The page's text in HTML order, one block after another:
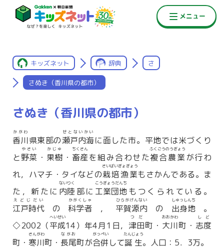
キッズネット 辞典 さ
さぬき（香川県の都市）
さぬき（香川県の都市）
香川
かがわ
県東部の瀬戸内海
せとないかい
に面した市。平地では米づくり
と野菜
やさい
・ 果樹
かじゅ
・ 畜産
ちくさん
を組み合わせた複合農業
ふくごうのうぎょう
が行わ
れ，ハマチ・タイなどの栽培漁業
さいばいぎょぎょう
もさかんである。ま
た，新たに 内陸
ないりく
部に 工業団地
こうぎょうだんち
もつくられている。
江戸時代
えどじだい
の 科学者
かがくしゃ
， 平賀源内
ひらがげんない
の 出身地
しゅっしんち
。
◇2002（平成
へいせい
14）年4月1日， 津田
つだ
町・ 大川
おおかわ
町・ 志度
しど
町・ 寒川
さんがわ
町・ 長尾
ながお
町が合併
がっぺい
して誕生
たんじょう
。人口：5．3万。